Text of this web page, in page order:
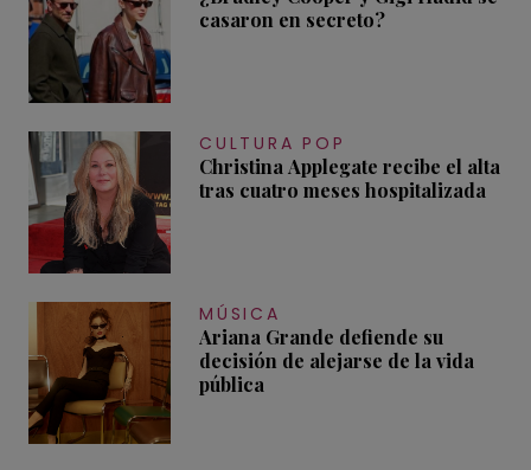
casaron en secreto?
CULTURA POP
Christina Applegate recibe el alta
tras cuatro meses hospitalizada
MÚSICA
Ariana Grande defiende su
decisión de alejarse de la vida
pública